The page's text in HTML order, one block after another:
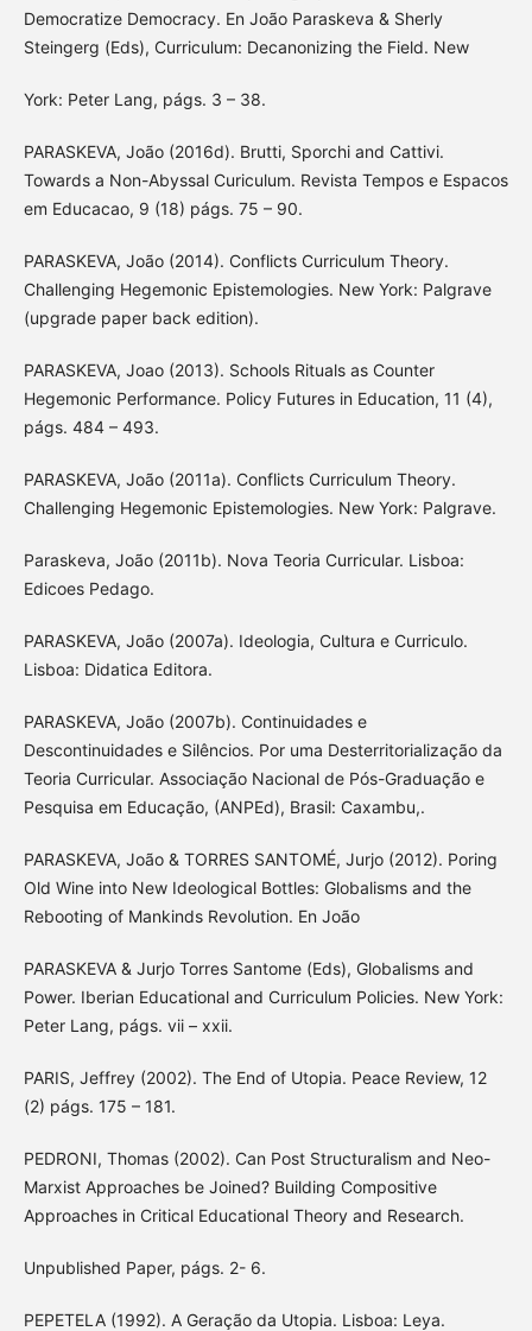
Democratize Democracy. En João Paraskeva & Sherly
Steingerg (Eds), Curriculum: Decanonizing the Field. New
York: Peter Lang, págs. 3 – 38.
PARASKEVA, João (2016d). Brutti, Sporchi and Cattivi.
Towards a Non-Abyssal Curiculum. Revista Tempos e Espacos
em Educacao, 9 (18) págs. 75 – 90.
PARASKEVA, João (2014). Conflicts Curriculum Theory.
Challenging Hegemonic Epistemologies. New York: Palgrave
(upgrade paper back edition).
PARASKEVA, Joao (2013). Schools Rituals as Counter
Hegemonic Performance. Policy Futures in Education, 11 (4),
págs. 484 – 493.
PARASKEVA, João (2011a). Conflicts Curriculum Theory.
Challenging Hegemonic Epistemologies. New York: Palgrave.
Paraskeva, João (2011b). Nova Teoria Curricular. Lisboa:
Edicoes Pedago.
PARASKEVA, João (2007a). Ideologia, Cultura e Curriculo.
Lisboa: Didatica Editora.
PARASKEVA, João (2007b). Continuidades e
Descontinuidades e Silêncios. Por uma Desterritorialização da
Teoria Curricular. Associação Nacional de Pós-Graduação e
Pesquisa em Educação, (ANPEd), Brasil: Caxambu,.
PARASKEVA, João & TORRES SANTOMÉ, Jurjo (2012). Poring
Old Wine into New Ideological Bottles: Globalisms and the
Rebooting of Mankinds Revolution. En João
PARASKEVA & Jurjo Torres Santome (Eds), Globalisms and
Power. Iberian Educational and Curriculum Policies. New York:
Peter Lang, págs. vii – xxii.
PARIS, Jeffrey (2002). The End of Utopia. Peace Review, 12
(2) págs. 175 – 181.
PEDRONI, Thomas (2002). Can Post Structuralism and Neo-
Marxist Approaches be Joined? Building Compositive
Approaches in Critical Educational Theory and Research.
Unpublished Paper, págs. 2- 6.
PEPETELA (1992). A Geração da Utopia. Lisboa: Leya.